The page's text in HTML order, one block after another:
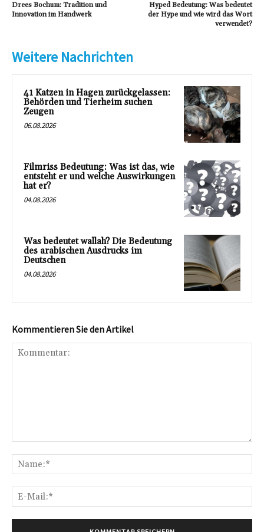
Drees Bochum: Tradition und
Innovation im Handwerk
Hyped Bedeutung: Was bedeutet
der Hype und wie wird das Wort
verwendet?
Weitere Nachrichten
41 Katzen in Hagen zurückgelassen:
Behörden und Tierheim suchen
Zeugen
06.08.2026
Filmriss Bedeutung: Was ist das, wie
entsteht er und welche Auswirkungen
hat er?
04.08.2026
Was bedeutet wallah? Die Bedeutung
des arabischen Ausdrucks im
Deutschen
04.08.2026
Kommentieren Sie den Artikel